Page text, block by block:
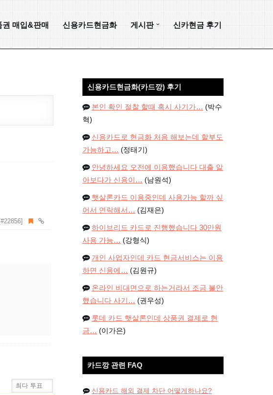
권 매입&판매 신용카드현금화 게시판 신카현금 후기
[#22856]
신용카드현금화(카드깡) 후기
본인 확인 절찰 할때 혹시 사기가… (박수
혁)
신용카드로 현금화 처음 해보는데 할부도
가능하고… (정태기)
안녕하세요 오전에 이용했습니다 대출 알
아보다가 신용이… (남원석)
햇살론카드 이용중인데 사용가능 할까 싶
어서 연락해서… (김재은)
하이브리드 카드로 진행했습니다 30만원
사용 가능… (강형식)
개인 사업자인데 카드 현금서비스는 이용
하면 신용에… (김원규)
온라인 비대면으로 하는거라서 조금 불안
했습니다 사기… (권우성)
롯데 카드 햇살론인데 상품권 결제로 현
금… (이가은)
카드깡 관련 FAQ
신용카드 해외 결제 차단 어떻게하나요?